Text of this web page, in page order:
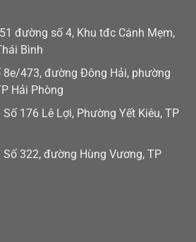
đường số 4, Khu tđc Cánh Mẹm,
Bình
8e/473, đường Đông Hải, phường
Hải Phòng
Số 176 Lê Lợi, Phường Yết Kiêu, TP
Số 322, đường Hùng Vương, TP